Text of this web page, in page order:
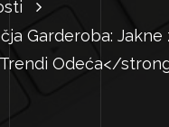
Garderoba: Jakne
Odeća</